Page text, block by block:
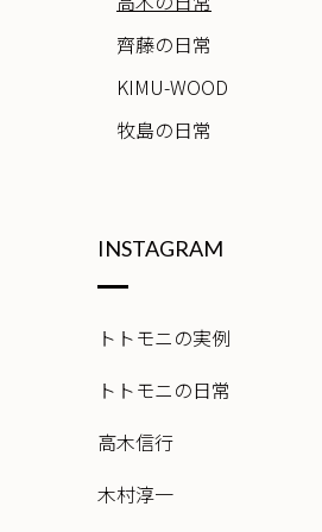
齊藤の日常
KIMU-WOOD
牧島の日常
INSTAGRAM
トトモニの実例
トトモニの日常
高木信行
木村淳一